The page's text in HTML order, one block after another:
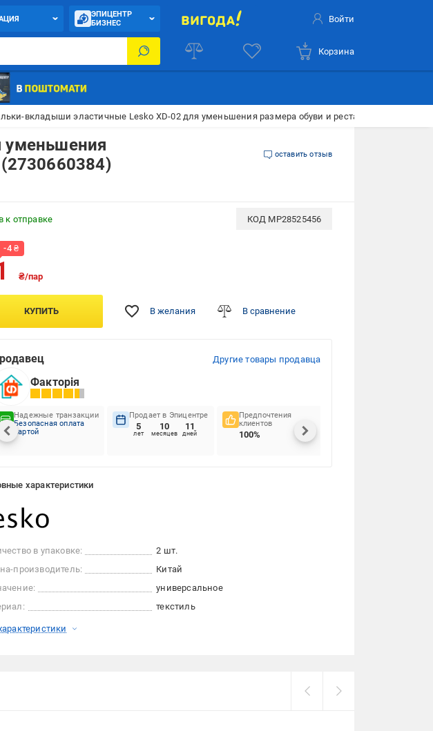
ЭПИЦЕНТР
БИЗНЕС
Войти
Корзина
вкладыши эластичные Lesko XD-02 для уменьшения размера обуви и реставрации
уменьшения
оставить отзыв
к отправке КОД MP28525456
-4₴
₴/пар
КУПИТЬ В желания В сравнение
Другие товары продавца
Факторія
Надежные транзакции
Безопасная оплата
картой
Продает в Эпицентре
5
лет
10
месяцев
11
дней
Предпочтения
клиентов
100%
характеристики
в упаковке:
2 шт.
производитель:
Китай
универсальное
текстиль